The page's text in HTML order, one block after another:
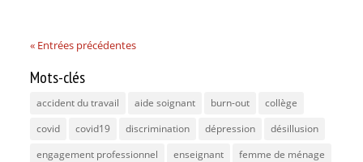
« Entrées précédentes
Mots-clés
accident du travail aide soignant burn-out
collège
covid
covid19 discrimination dépression
désillusion
engagement professionnel
enseignant
femme de ménage